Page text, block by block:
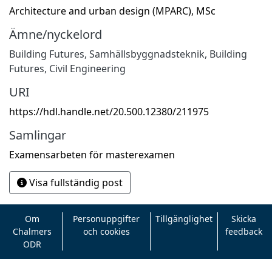
Architecture and urban design (MPARC), MSc
Ämne/nyckelord
Building Futures, Samhällsbyggnadsteknik, Building
Futures, Civil Engineering
URI
https://hdl.handle.net/20.500.12380/211975
Samlingar
Examensarbeten för masterexamen
Visa fullständig post
Om
Chalmers
ODR
Personuppgifter
och cookies
Tillgänglighet
Skicka
feedback